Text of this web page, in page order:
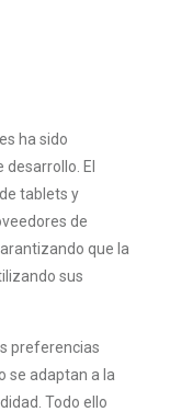
ha sido
El
tablets y
de
que la
sus
preferencias
se adaptan a la
Todo ello